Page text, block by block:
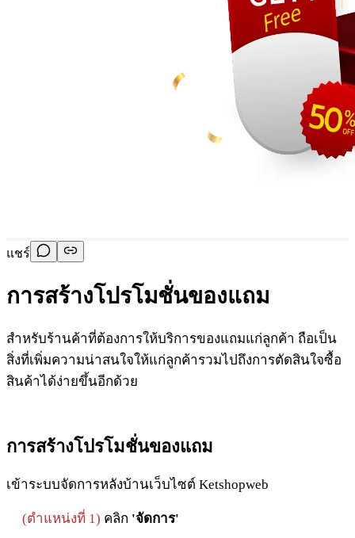
แชร์
การสร้างโปรโมชั่นของแถม
สำหรับร้านค้าที่ต้องการให้บริการของแถมแก่ลูกค้า ถือเป็น
สิ่งที่เพิ่มความน่าสนใจให้แก่ลูกค้ารวมไปถึงการตัดสินใจซื้อ
สินค้าได้ง่ายขึ้นอีกด้วย
การสร้างโปรโมชั่นของแถม
เข้าระบบจัดการหลังบ้านเว็บไซต์ Ketshopweb
(ตำแหน่งที่ 1) คลิก 'จัดการ'